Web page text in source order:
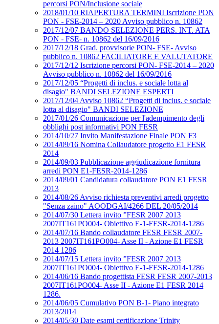
percorsi PON/Inclusione sociale
2018/01/10 RIAPERTURA TERMINI Iscrizione PON
PON - FSE-2014 – 2020 Avviso pubblico n. 10862
2017/12/07 BANDO SELEZIONE PERS. INT. ATA
PON - FSE- n. 10862 del 16/09/2016
2017/12/18 Grad. provvisorie PON- FSE- Avviso
pubblico n. 10862 FACILIATORE E VALUTATORE
2017/12/12 Iscrizione percorsi PON- FSE-2014 – 2020
Avviso pubblico n. 10862 del 16/09/2016
2017/12/05 “Progetti di inclus. e sociale lotta al
disagio" BANDI SELEZIONE ESPERTI
2017/12/04 Avviso 10862 “Progetti di inclus. e sociale
lotta al disagio" BANDI SELEZIONE
2017/01/26 Comunicazione per l'adempimento degli
obblighi post informativi PON FESR
2014/10/27 Invito Manifestazione Finale PON F3
2014/09/16 Nomina Collaudatore progetto E1 FESR
2014
2014/09/03 Pubblicazione aggiudicazione fornitura
arredi PON E1-FESR-2014-1286
2014/09/01 Candidatura collaudatore PON E1 FESR
2013
2014/08/26 Avviso richiesta preventivi arredi progetto
"Senza zaino" AOODGAI/4266 DEL 20/05/2014
2014/07/30 Lettera invito ”FESR 2007 2013
2007IT161PO004- Obiettivo E-1-FESR-2014-1286
2014/07/16 Bando collaudatore FESR FESR 2007-
2013 2007IT161PO004- Asse II - Azione E1 FESR
2014 1286
2014/07/15 Lettera invito ”FESR 2007 2013
2007IT161PO004- Obiettivo E-1-FESR-2014-1286
2014/06/16 Bando progettista FESR FESR 2007-2013
2007IT161PO004- Asse II - Azione E1 FESR 2014
1286.
2014/06/05 Cumulativo PON B-1- Piano integrato
2013/2014
2014/05/30 Date esami certificazione Trinity